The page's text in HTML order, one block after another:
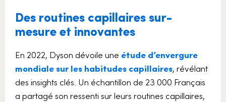
Des routines capillaires sur-
mesure et innovantes
En 2022, Dyson dévoile une étude d’envergure
mondiale sur les habitudes capillaires, révélant
des insights clés. Un échantillon de 23 000 Français
a partagé son ressenti sur leurs routines capillaires,